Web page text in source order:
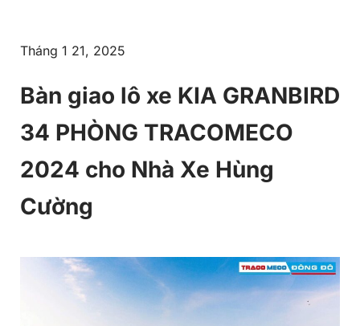
Tháng 1 21, 2025
Bàn giao lô xe KIA GRANBIRD
34 PHÒNG TRACOMECO
2024 cho Nhà Xe Hùng
Cường